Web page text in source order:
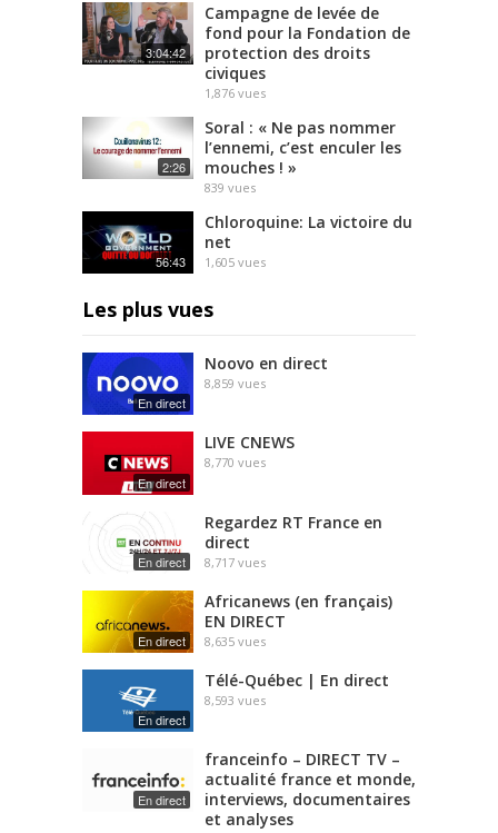
3:04:42
Campagne de levée de
fond pour la Fondation de
protection des droits
civiques
1,876 vues
2:26
Soral : « Ne pas nommer
l’ennemi, c’est enculer les
mouches ! »
839 vues
56:43
Chloroquine: La victoire du
net
1,605 vues
Les plus vues
En direct
Noovo en direct
8,859 vues
En direct
LIVE CNEWS
8,770 vues
En direct
Regardez RT France en
direct
8,717 vues
En direct
Africanews (en français)
EN DIRECT
8,635 vues
En direct
Télé-Québec | En direct
8,593 vues
En direct
franceinfo – DIRECT TV –
actualité france et monde,
interviews, documentaires
et analyses